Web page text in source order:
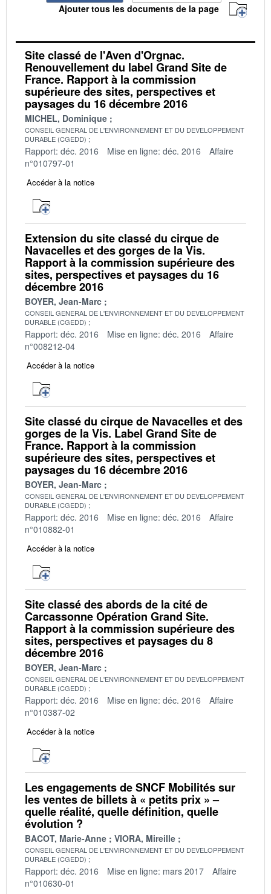
Ajouter tous les documents de la page
Site classé de l'Aven d'Orgnac.
Renouvellement du label Grand Site de
France. Rapport à la commission
supérieure des sites, perspectives et
paysages du 16 décembre 2016
MICHEL, Dominique
CONSEIL GENERAL DE L'ENVIRONNEMENT ET DU DEVELOPPEMENT
DURABLE (CGEDD)
Rapport: déc. 2016 Mise en ligne: déc. 2016
Affaire
n°010797-01
Accéder à la notice
Extension du site classé du cirque de
Navacelles et des gorges de la Vis.
Rapport à la commission supérieure des
sites, perspectives et paysages du 16
décembre 2016
BOYER, Jean-Marc
CONSEIL GENERAL DE L'ENVIRONNEMENT ET DU DEVELOPPEMENT
DURABLE (CGEDD)
Rapport: déc. 2016 Mise en ligne: déc. 2016
Affaire
n°008212-04
Accéder à la notice
Site classé du cirque de Navacelles et des
gorges de la Vis. Label Grand Site de
France. Rapport à la commission
supérieure des sites, perspectives et
paysages du 16 décembre 2016
BOYER, Jean-Marc
CONSEIL GENERAL DE L'ENVIRONNEMENT ET DU DEVELOPPEMENT
DURABLE (CGEDD)
Rapport: déc. 2016 Mise en ligne: déc. 2016
Affaire
n°010882-01
Accéder à la notice
Site classé des abords de la cité de
Carcassonne Opération Grand Site.
Rapport à la commission supérieure des
sites, perspectives et paysages du 8
décembre 2016
BOYER, Jean-Marc
CONSEIL GENERAL DE L'ENVIRONNEMENT ET DU DEVELOPPEMENT
DURABLE (CGEDD)
Rapport: déc. 2016 Mise en ligne: déc. 2016
Affaire
n°010387-02
Accéder à la notice
Les engagements de SNCF Mobilités sur
les ventes de billets à « petits prix » –
quelle réalité, quelle définition, quelle
évolution ?
BACOT, Marie-Anne VIORA, Mireille
CONSEIL GENERAL DE L'ENVIRONNEMENT ET DU DEVELOPPEMENT
DURABLE (CGEDD)
Rapport: déc. 2016 Mise en ligne: mars 2017
Affaire
n°010630-01